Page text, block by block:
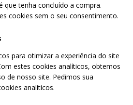
que tenha concluído a compra.
cookies sem o seu consentimento.
para otimizar a experiência do site
estes cookies analíticos, obtemos
de nosso site. Pedimos sua
analíticos.